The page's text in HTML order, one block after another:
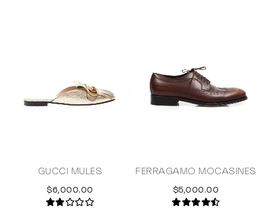
GUCCI MULES
$6,000.00
FERRAGAMO MOCASINES
$5,000.00